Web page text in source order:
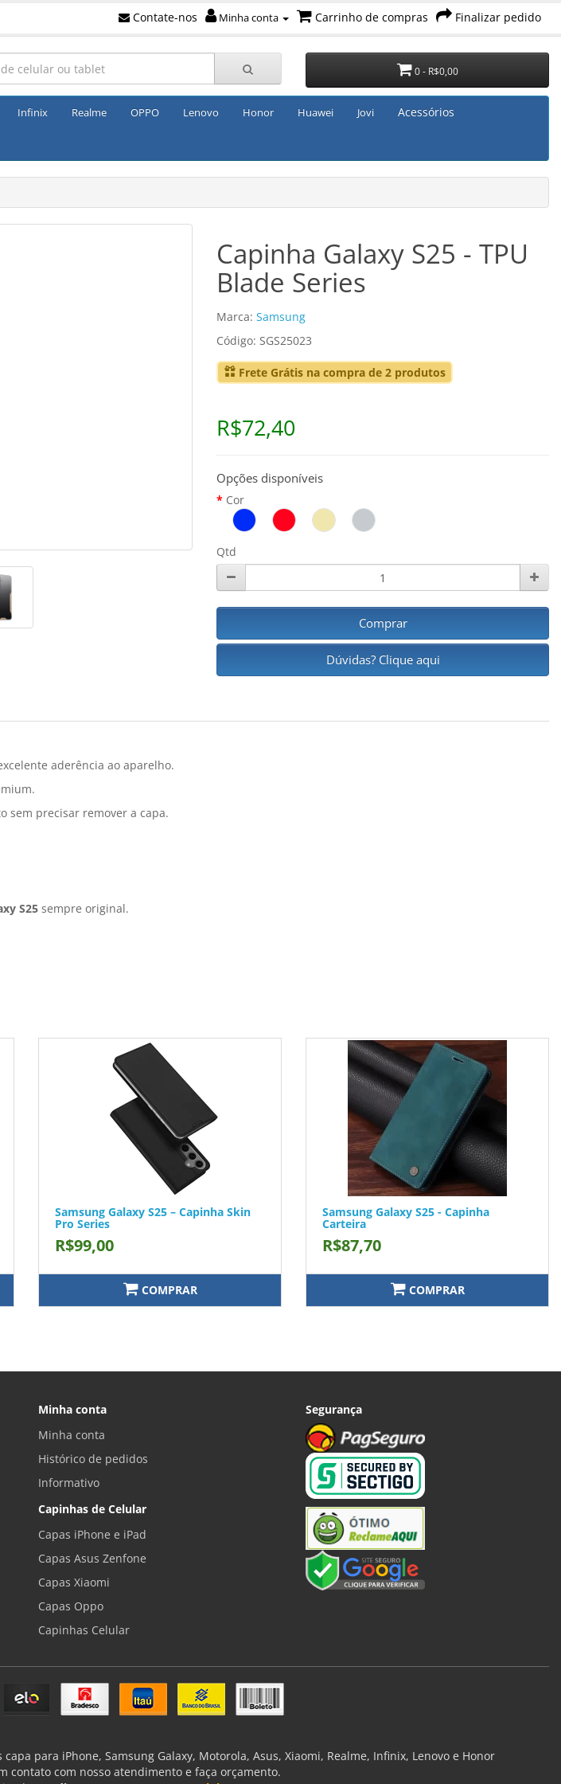
Contate-nos Minha conta Carrinho de compras Finalizar pedido
0 - R$0,00
Infinix Realme OPPO Lenovo Honor Huawei Jovi Acessórios
Capinha Galaxy S25 - TPU
Blade Series
Marca: Samsung
Código: SGS25023
Frete Grátis na compra de 2 produtos
R$72,40
Opções disponíveis
Cor
Qtd
Comprar
Dúvidas? Clique aqui
aderência ao aparelho.
sem precisar remover a capa.
S25 sempre original.
Samsung Galaxy S25 – Capinha Skin
Pro Series
R$99,00
COMPRAR
Samsung Galaxy S25 - Capinha
Carteira
R$87,70
COMPRAR
Minha conta
Minha conta
Histórico de pedidos
Informativo
Capinhas de Celular
Capas iPhone e iPad
Capas Asus Zenfone
Capas Xiaomi
Capas Oppo
Capinhas Celular
Segurança
para iPhone, Samsung Galaxy, Motorola, Asus, Xiaomi, Realme, Infinix, Lenovo e Honor
contato com nosso atendimento e faça orçamento.